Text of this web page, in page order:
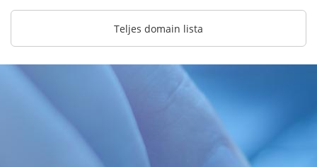
Teljes domain lista